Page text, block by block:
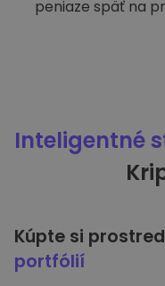
peniaze späť na
Inteligentné
Kúpte si
portfólií